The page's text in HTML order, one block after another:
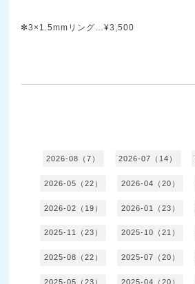
✻3×1.5mmリング…¥3,500
2026-08（7） 2026-07（14）
2026-05（22） 2026-04（20）
2026-02（19） 2026-01（23）
2025-11（23） 2025-10（21）
2025-08（22） 2025-07（20）
2025-05（23） 2025-04（20）